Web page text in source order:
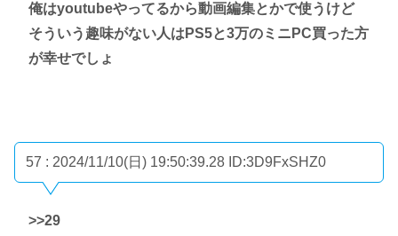
俺はyoutubeやってるから動画編集とかで使うけど
そういう趣味がない人はPS5と3万のミニPC買った方
が幸せでしょ
57 : 2024/11/10(日) 19:50:39.28 ID:3D9FxSHZ0
>>29